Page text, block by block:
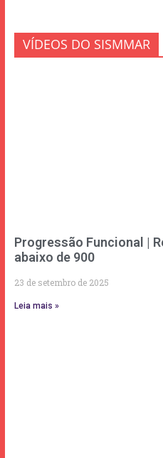
VÍDEOS DO SISMMAR
Progressão Funcional |
abaixo de 900
23 de setembro de 2025
Leia mais »